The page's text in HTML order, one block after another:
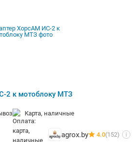
2 к мотоблоку МТЗ
карта, наличные
agrox.by 4.0(152) i